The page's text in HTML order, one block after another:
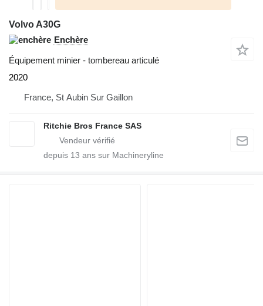
Volvo A30G
Enchère
Équipement minier - tombereau articulé
2020
France, St Aubin Sur Gaillon
Ritchie Bros France SAS
depuis 13 ans sur Machineryline